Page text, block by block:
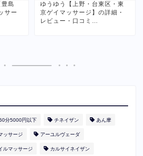
島
サー
ゆうゆう【上野・台東区・東
京ゲイマッサージ】の詳細・
レビュー・口コミ…
分5000円以下 ​チネイザン あん摩
ッサージ アーユルヴェーダ
ルマッサージ カルサイネイザン